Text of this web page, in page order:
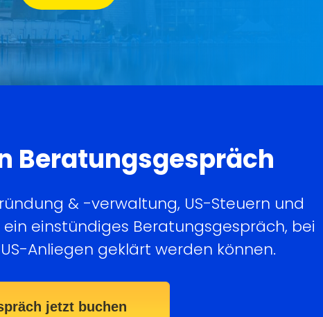
Beratungsgespräch
& -verwaltung, US-Steuern und
einstündiges Beratungsgespräch, bei
Anliegen geklärt werden können.
jetzt buchen